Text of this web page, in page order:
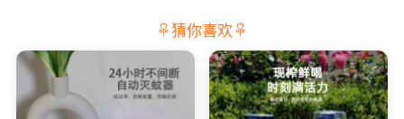
猜你喜欢